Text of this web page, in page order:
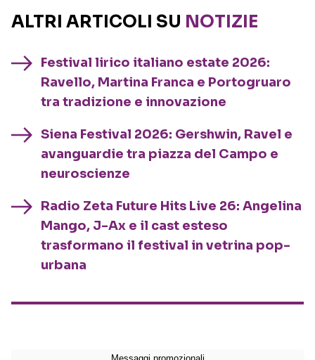
ALTRI ARTICOLI SU NOTIZIE
Festival lirico italiano estate 2026:
Ravello, Martina Franca e Portogruaro
tra tradizione e innovazione
Siena Festival 2026: Gershwin, Ravel e
avanguardie tra piazza del Campo e
neuroscienze
Radio Zeta Future Hits Live 26: Angelina
Mango, J-Ax e il cast esteso
trasformano il festival in vetrina pop-
urbana